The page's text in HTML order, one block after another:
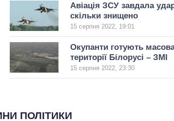
Авіація ЗСУ завдала
скільки знищено
15 серпня 2022, 19:01
Окупанти готують
території Білорусі – ЗМІ
15 серпня 2022, 23:30
ПОЛІТИКИ